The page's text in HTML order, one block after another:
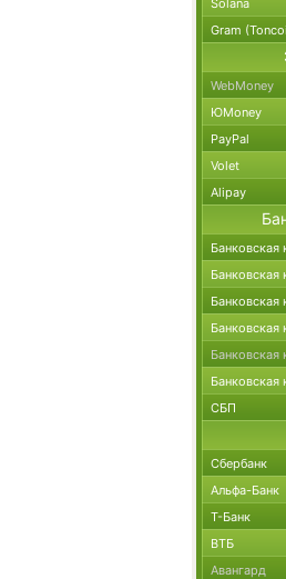
Solana
Gram
WebMoney
ЮMoney
PayPal
Volet
Alipay
Банковская
Банковская
Банковская
Банковская
Банковская
Банковская
СБП
Сбербанк
Альфа-Банк
Т-Банк
ВТБ
Авангард